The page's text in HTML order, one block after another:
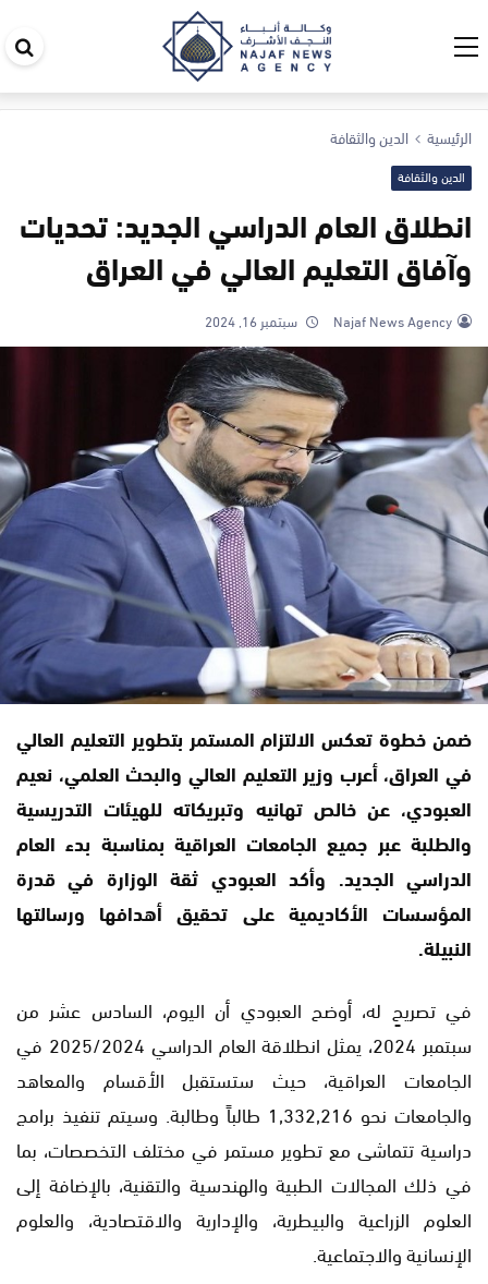
الرئيسية الدين والثقافة
الدين والثقافة
انطلاق العام الدراسي الجديد: تحديات
وآفاق التعليم العالي في العراق
Najaf News Agency سبتمبر 16, 2024
ضمن خطوة تعكس الالتزام المستمر بتطوير التعليم العالي
في العراق، أعرب وزير التعليم العالي والبحث العلمي، نعيم
العبودي، عن خالص تهانيه وتبريكاته للهيئات التدريسية
والطلبة عبر جميع الجامعات العراقية بمناسبة بدء العام
الدراسي الجديد. وأكد العبودي ثقة الوزارة في قدرة
المؤسسات الأكاديمية على تحقيق أهدافها ورسالتها
النبيلة.
في تصريحٍ له، أوضح العبودي أن اليوم، السادس عشر من
سبتمبر 2024، يمثل انطلاقة العام الدراسي 2025/2024 في
الجامعات العراقية، حيث ستستقبل الأقسام والمعاهد
والجامعات نحو 1,332,216 طالباً وطالبة. وسيتم تنفيذ برامج
دراسية تتماشى مع تطوير مستمر في مختلف التخصصات، بما
في ذلك المجالات الطبية والهندسية والتقنية، بالإضافة إلى
العلوم الزراعية والبيطرية، والإدارية والاقتصادية، والعلوم
الإنسانية والاجتماعية.